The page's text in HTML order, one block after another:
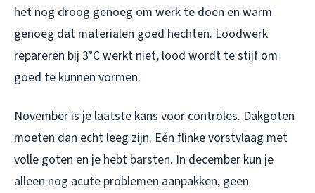
het nog droog genoeg om werk te doen en warm
genoeg dat materialen goed hechten. Loodwerk
repareren bij 3°C werkt niet, lood wordt te stijf om
goed te kunnen vormen.
November is je laatste kans voor controles. Dakgoten
moeten dan echt leeg zijn. Eén flinke vorstvlaag met
volle goten en je hebt barsten. In december kun je
alleen nog acute problemen aanpakken, geen